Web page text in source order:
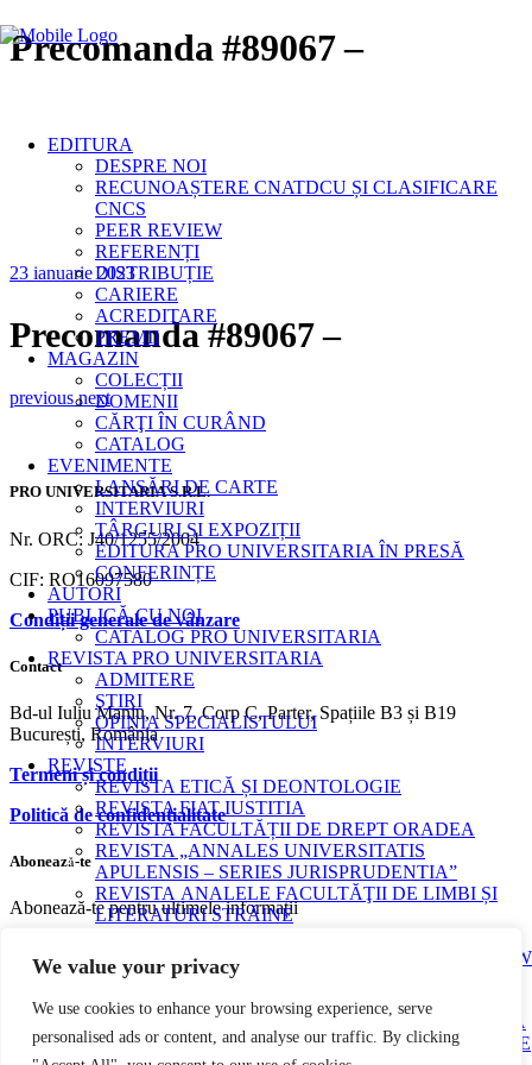
We value your privacy
We use cookies to enhance your browsing experience, serve
personalised ads or content, and analyse our traffic. By clicking
EDITURA
DESPRE NOI
RECUNOAȘTERE CNATDCU ȘI CLASIFICARE
CNCS
PEER REVIEW
REFERENȚI
DISTRIBUȚIE
CARIERE
ACREDITARE
PREMII
MAGAZIN
COLECȚII
DOMENII
CĂRŢI ÎN CURÂND
CATALOG
EVENIMENTE
LANSĂRI DE CARTE
INTERVIURI
TÂRGURI ȘI EXPOZIȚII
EDITURA PRO UNIVERSITARIA ÎN PRESĂ
CONFERINȚE
AUTORI
PUBLICĂ CU NOI
CATALOG PRO UNIVERSITARIA
REVISTA PRO UNIVERSITARIA
ADMITERE
ȘTIRI
OPINIA SPECIALISTULUI
INTERVIURI
REVISTE
REVISTA ETICĂ ȘI DEONTOLOGIE
REVISTA FIAT IUSTITIA
REVISTA FACULTĂȚII DE DREPT ORADEA
REVISTA „ANNALES UNIVERSITATIS
APULENSIS – SERIES JURISPRUDENTIA”
REVISTA ANALELE FACULTĂŢII DE LIMBI ȘI
LITERATURI STRĂINE
ROMANIAN ECONOMIC AND BUSINESS REVIEW
REVISTA COGITO
REVISTA EUROMENTOR
ANALELE UNIVERSITĂȚII DIN CRAIOVA, SERIA
ȘTIINȚE FILOLOGICE, LIMBI STRĂINE APLICATE
Precomanda #89067 –
23 ianuarie 2023
Precomanda #89067 –
previous next
PRO UNIVERSITARIA S.R.L.
Nr. ORC: J40/1255/2004
CIF: RO16097580
Condiții generale de vânzare
Contact
Bd-ul Iuliu Maniu, Nr. 7, Corp C, Parter, Spațiile B3 și B19
București, România
Termeni și condiții
Politică de confidențialitate
Abonează-te
Abonează-te pentru ultimele informații
Social media
FacebookYoutube Instagram